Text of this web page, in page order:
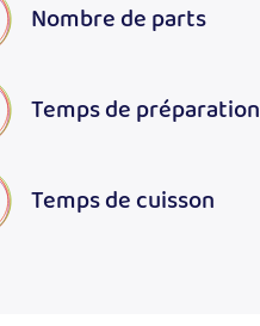
Nombre de parts
Temps de préparation
Temps de cuisson